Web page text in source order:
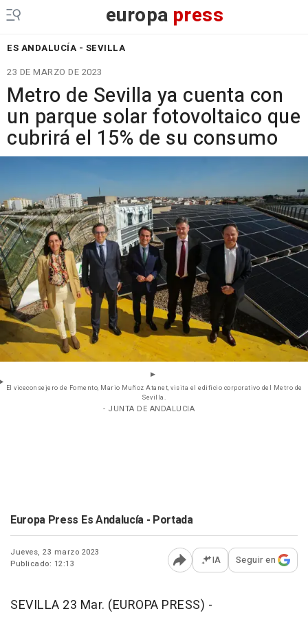
europa press
ES ANDALUCÍA - SEVILLA
23 DE MARZO DE 2023
Metro de Sevilla ya cuenta con
un parque solar fotovoltaico que
cubrirá el 15% de su consumo
El viceconsejero de Fomento, Mario Muñoz Atanet, visita el edificio corporativo del Metro de
Sevilla.
- JUNTA DE ANDALUCIA
Europa Press Es Andalucía - Portada
Jueves, 23 marzo 2023
Publicado: 12:13
Abrir opciones para
IA Seguir en
SEVILLA 23 Mar. (EUROPA PRESS) -